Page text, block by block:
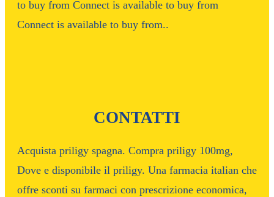
to buy from Connect is available to buy from
Connect is available to buy from..
CONTATTI
Acquista priligy spagna. Compra priligy 100mg,
Dove e disponibile il priligy. Una farmacia italian che
offre sconti su farmaci con prescrizione economica,